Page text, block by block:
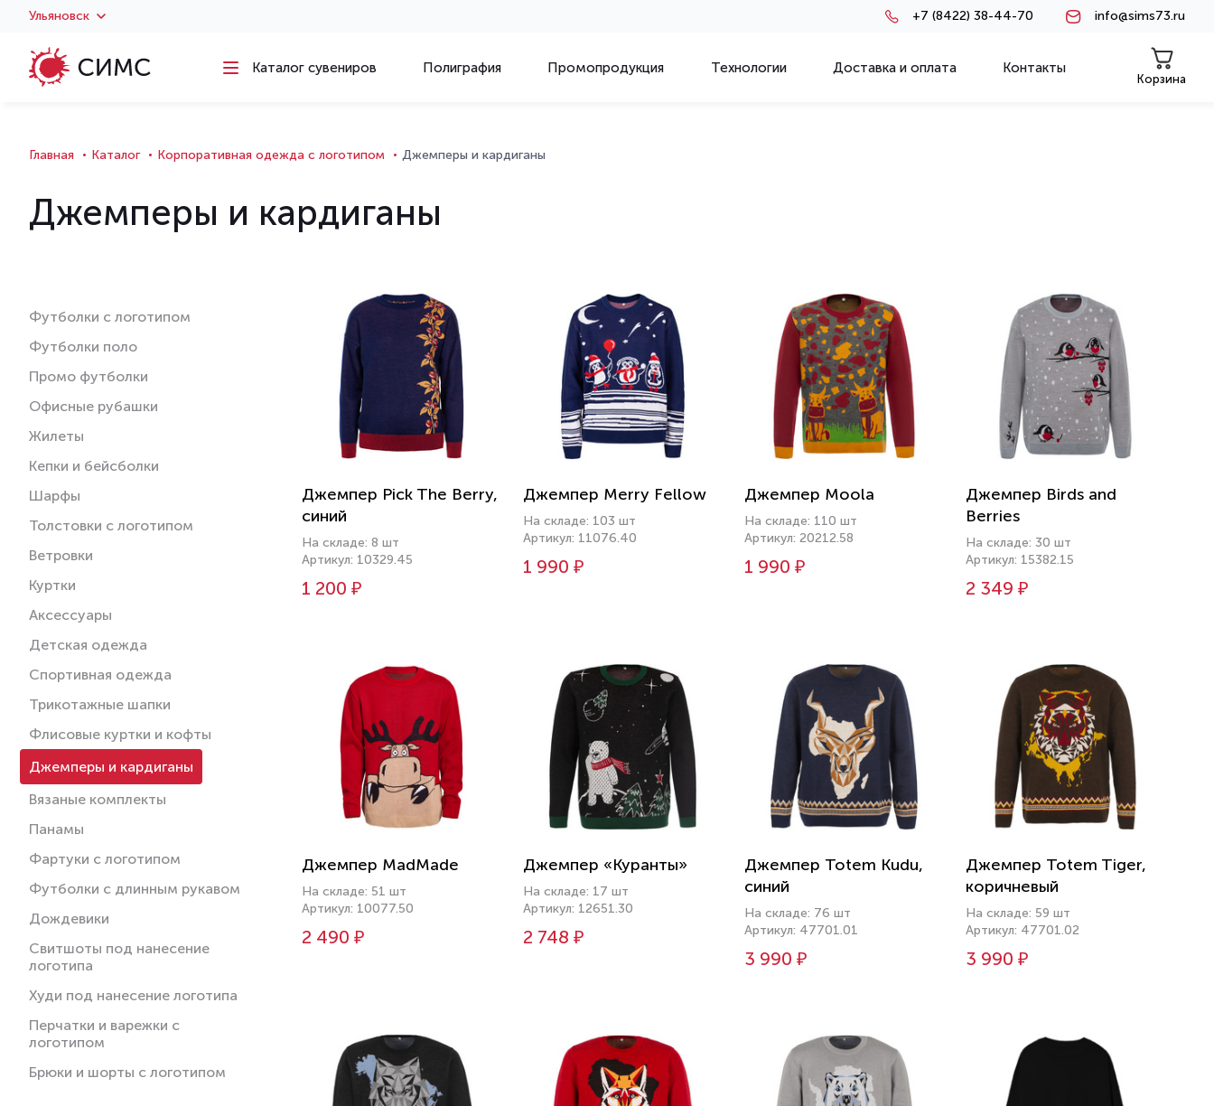
Ульяновск +7 (8422) 38-44-70 info@sims73.ru
Каталог сувениров Полиграфия Промопродукция Технологии Доставка и оплата Контакты
Корзина
Главная Каталог Корпоративная одежда с логотипом Джемперы и кардиганы
Джемперы и кардиганы
Футболки с логотипом
Футболки поло
Промо футболки
Офисные рубашки
Жилеты
Кепки и бейсболки
Шарфы
Толстовки с логотипом
Ветровки
Куртки
Аксессуары
Детская одежда
Спортивная одежда
Трикотажные шапки
Флисовые куртки и кофты
Джемперы и кардиганы
Вязаные комплекты
Панамы
Фартуки с логотипом
Футболки с длинным рукавом
Дождевики
Свитшоты под нанесение
логотипа
Худи под нанесение логотипа
Перчатки и варежки с
логотипом
Брюки и шорты с логотипом
Джемпер Pick The Berry,
синий
На складе: 8 шт
Артикул: 10329.45
1 200 ₽
Джемпер Merry Fellow
На складе: 103 шт
Артикул: 11076.40
1 990 ₽
Джемпер Moola
На складе: 110 шт
Артикул: 20212.58
1 990 ₽
Джемпер Birds and
Berries
На складе: 30 шт
Артикул: 15382.15
2 349 ₽
Джемпер MadMade
На складе: 51 шт
Артикул: 10077.50
2 490 ₽
Джемпер «Куранты»
На складе: 17 шт
Артикул: 12651.30
2 748 ₽
Джемпер Totem Kudu,
синий
На складе: 76 шт
Артикул: 47701.01
3 990 ₽
Джемпер Totem Tiger,
коричневый
На складе: 59 шт
Артикул: 47701.02
3 990 ₽